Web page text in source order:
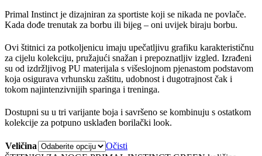
Primal Instinct je dizajniran za sportiste koji se nikada ne povlače.
Kada dođe trenutak za borbu ili bijeg – oni uvijek biraju borbu.
Ovi štitnici za potkoljenicu imaju upečatljivu grafiku karakterističnu
za cijelu kolekciju, pružajući snažan i prepoznatljiv izgled. Izrađeni
su od izdržljivog PU materijala s višeslojnom pjenastom podstavom
koja osigurava vrhunsku zaštitu, udobnost i dugotrajnost čak i
tokom najintenzivnijih sparinga i treninga.
Dostupni su u tri varijante boja i savršeno se kombinuju s ostatkom
kolekcije za potpuno usklađen borilački look.
Veličina
Očisti